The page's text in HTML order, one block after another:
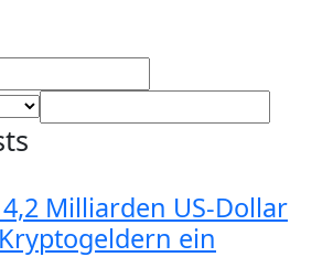
Milliarden US-Dollar
ein